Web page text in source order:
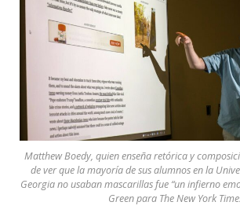
Matthew Boedy, quien enseña retórica y
de ver que la mayoría de sus alumnos en la
Georgia no usaban mascarillas fue “un infierno
Green para The New York